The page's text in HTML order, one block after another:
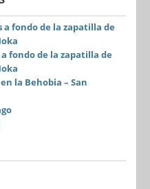
a fondo de la zapatilla de
fondo de la zapatilla de
la Behobia – San